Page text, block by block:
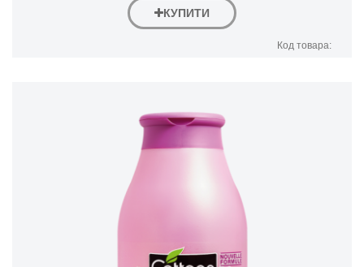
КУПИТИ
Код товара: